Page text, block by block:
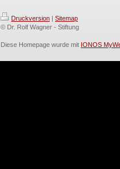
Druckversion | Sitemap
© Dr. Rolf Wagner - Stiftung
Diese Homepage wurde mit IONOS